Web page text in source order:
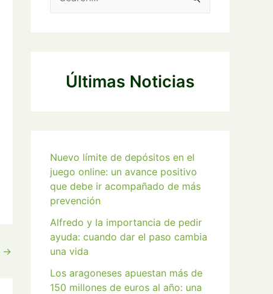
→
u
:
Últimas Noticias
Nuevo límite de depósitos en el
juego online: un avance positivo
que debe ir acompañado de más
prevención
Alfredo y la importancia de pedir
ayuda: cuando dar el paso cambia
una vida
Los aragoneses apuestan más de
150 millones de euros al año: una